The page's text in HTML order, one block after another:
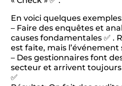
En voici quelques
– Faire des enquêtes et
causes fondamentales ✅ .
est faite, mais l’événement
– Des gestionnaires font
secteur et arrivent toujours
✅